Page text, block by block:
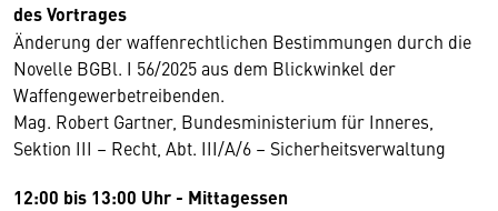
des Vortrages
Änderung der waffenrechtlichen Bestimmungen durch die
Novelle BGBl. I 56/2025 aus dem Blickwinkel der
Waffengewerbetreibenden.
Mag. Robert Gartner, Bundesministerium für Inneres,
Sektion III – Recht, Abt. III/A/6 – Sicherheitsverwaltung
12:00 bis 13:00 Uhr - Mittagessen